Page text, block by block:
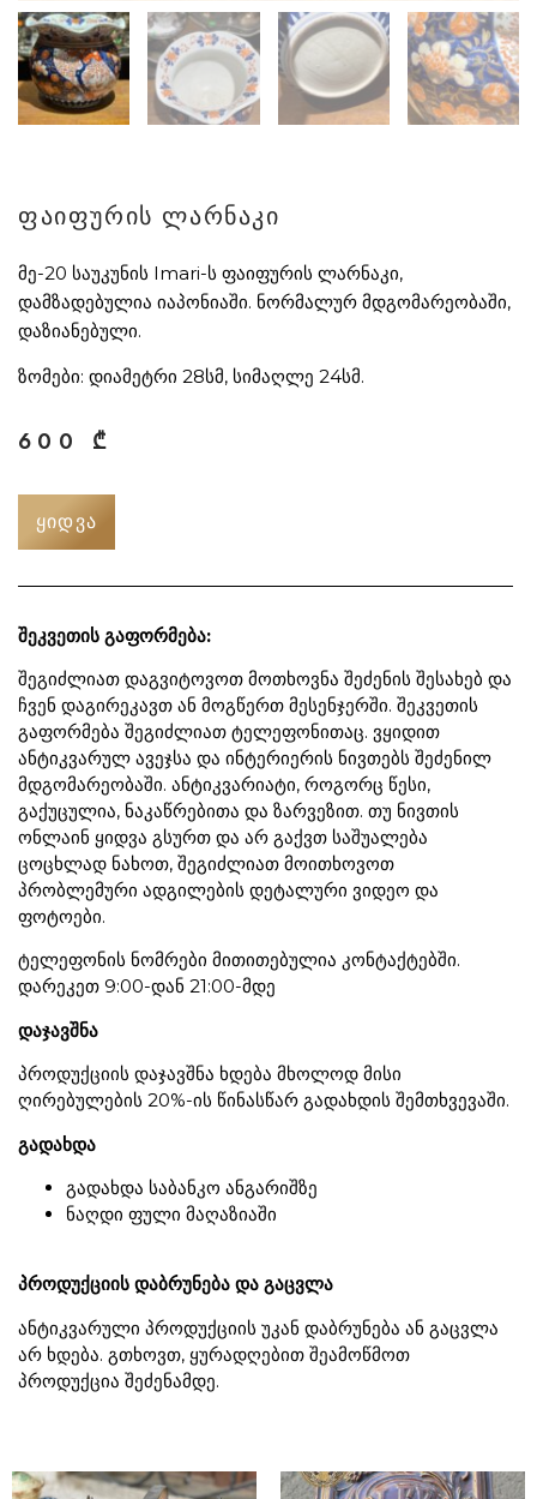
ფაიფურის ლარნაკი
მე-20 საუკუნის Imari-ს ფაიფურის ლარნაკი,
დამზადებულია იაპონიაში. ნორმალურ მდგომარეობაში,
დაზიანებული.
ზომები: დიამეტრი 28სმ, სიმაღლე 24სმ.
600 ₾
ᲧᲘᲓᲕᲐ
შეკვეთის გაფორმება:
შეგიძლიათ დაგვიტოვოთ მოთხოვნა შეძენის შესახებ და
ჩვენ დაგირეკავთ ან მოგწერთ მესენჯერში. შეკვეთის
გაფორმება შეგიძლიათ ტელეფონითაც. ვყიდით
ანტიკვარულ ავეჯსა და ინტერიერის ნივთებს შეძენილ
მდგომარეობაში. ანტიკვარიატი, როგორც წესი,
გაქუცულია, ნაკაწრებითა და ზარვეზით. თუ ნივთის
ონლაინ ყიდვა გსურთ და არ გაქვთ საშუალება
ცოცხლად ნახოთ, შეგიძლიათ მოითხოვოთ
პრობლემური ადგილების დეტალური ვიდეო და
ფოტოები.
ტელეფონის ნომრები მითითებულია კონტაქტებში.
დარეკეთ 9:00-დან 21:00-მდე
დაჯავშნა
პროდუქციის დაჯავშნა ხდება მხოლოდ მისი
ღირებულების 20%-ის წინასწარ გადახდის შემთხვევაში.
გადახდა
გადახდა საბანკო ანგარიშზე
ნაღდი ფული მაღაზიაში
პროდუქციის დაბრუნება და გაცვლა
ანტიკვარული პროდუქციის უკან დაბრუნება ან გაცვლა
არ ხდება. გთხოვთ, ყურადღებით შეამოწმოთ
პროდუქცია შეძენამდე.